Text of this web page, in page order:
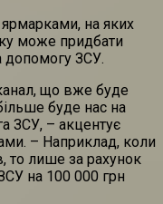
ярмарками, на яких
може придбати
допомогу ЗСУ.
що вже буде
буде нас на
ЗСУ, – акцентує
– Наприклад, коли
то лише за рахунок
на 100 000 грн